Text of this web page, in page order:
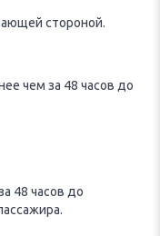
стороной.
чем за 48 часов до
48 часов до